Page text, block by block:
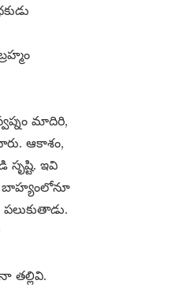
మాదిరి,
ఆకాశం,
సృష్టి. ఇవి
బాహ్యంలోనూ
తల్లివి.